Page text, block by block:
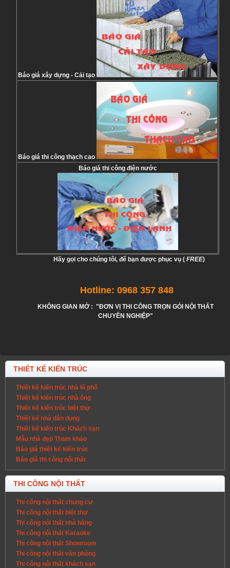
Báo giá xây dựng - Cải tạo
Báo giá thi công thạch cao
Báo giá thi công điện nước
Hãy gọi cho chúng tôi, để bạn được phục vụ ( FREE)
Hotline: 0968 357 848
KHÔNG GIAN MỞ : "ĐƠN VỊ THI CÔNG TRỌN GÓI NỘI THẤT
CHUYÊN NGHIỆP"
THIẾT KẾ KIẾN TRÚC
Thiết kế kiến trúc nhà lô phố
Thiết kế kiến trúc nhà ống
Thiết kế kiến trúc biệt thự
Thiết kế nhà dân dụng
Thiết kế kiến trúc Khách sạn
Mẫu nhà đẹp Tham khảo
Báo giá thiết kế kiến trúc
Báo giá thi công nội thất
THI CÔNG NỘI THẤT
Thi công nội thất chung cư
Thi công nội thất biệt thự
Thi công nội thất nhà hàng
Thi công nội thất Karaoke
Thi công nội thất Showroom
Thi công nội thất văn phòng
Thi công nội thất khách sạn